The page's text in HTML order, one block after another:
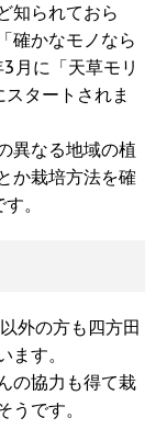
知られておら
確かなモノなら
月に「天草モリ
タートされま
異なる地域の植
か栽培方法を確
。
外の方も四方田
す。
の協力も得て栽
です。